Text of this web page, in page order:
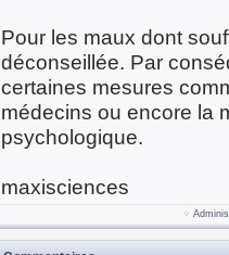
Pour les maux dont
déconseillée. Par
certaines mesures
médecins ou encore la
psychologique.
maxisciences